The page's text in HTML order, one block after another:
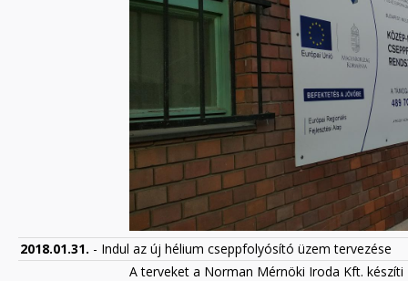
2018.01.31. - Indul az új hélium cseppfolyósító üzem tervezése
A terveket a Norman Mérnöki Iroda Kft. készíti